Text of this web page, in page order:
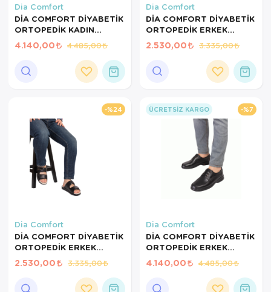
Ortopedi Ürünleri
Ortopedi Ürünleri
Ortopedi Ürünleri
Ortopedi Ürünleri
Ortopedi Ürünleri
Ortopedi Ürünleri
Sarf Malzemeleri
Yara Bakım Ürünleri
Dia Comfort
DİA COMFORT DİYABETİK
ORTOPEDİK KADIN
AYAKKABI SİYAH-38
NUMARA
4.140,00 4.485,00
Dia Comfort
DİA COMFORT DİYABETİK
ORTOPEDİK ERKEK
TERLİK SİYAH-42
NUMARA
2.530,00 3.335,00
Dia Comfort
DİA COMFORT DİYABETİK
ORTOPEDİK ERKEK
TERLİK SİYAH-41 NUMARA
2.530,00 3.335,00
%24 ÜCRETSIZ KARGO
Dia Comfort
DİA COMFORT DİYABETİK
ORTOPEDİK ERKEK
AYAKKABI SİYAH-44
NUMARA
4.140,00 4.485,00
%7